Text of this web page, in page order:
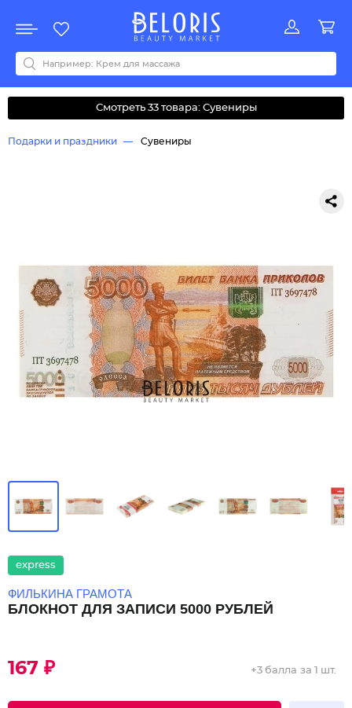
Акции
Все бренды
0-9ABCDEFGHIJKLMNOPQRSTUVWYZАБВДЗИМОКЛНПРСТУФ
Смотреть 33 товара: Сувениры
Подарки и праздники Сувениры
express
ФИЛЬКИНА ГРАМОТА
БЛОКНОТ ДЛЯ ЗАПИСИ 5000 РУБЛЕЙ
167 ₽ +3 балла за 1 шт.